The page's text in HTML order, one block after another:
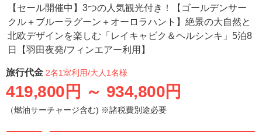
【セール開催中】3つの人気観光付き！【ゴールデンサー
クル＋ブルーラグーン＋オーロラハント】絶景の大自然と
北欧デザインを楽しむ「レイキャビク＆ヘルシンキ」5泊8
日【羽田夜発/フィンエアー利用】
旅行代金 2名1室利用/大人1名様
419,800円 ～ 934,800円
（燃油サーチャージ含む) ※諸税費別途必要